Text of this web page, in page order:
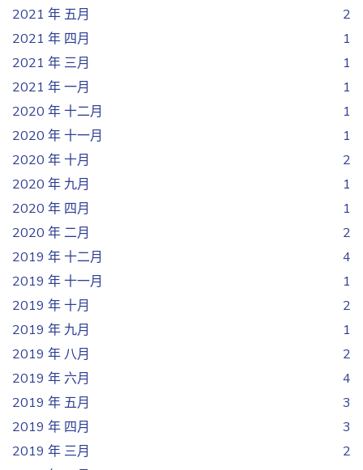
2021 年 五月
2
2021 年 四月
1
2021 年 三月
1
2021 年 一月
1
2020 年 十二月
1
2020 年 十一月
1
2020 年 十月
2
2020 年 九月
1
2020 年 四月
1
2020 年 二月
2
2019 年 十二月
4
2019 年 十一月
1
2019 年 十月
2
2019 年 九月
1
2019 年 八月
2
2019 年 六月
4
2019 年 五月
3
2019 年 四月
3
2019 年 三月
2